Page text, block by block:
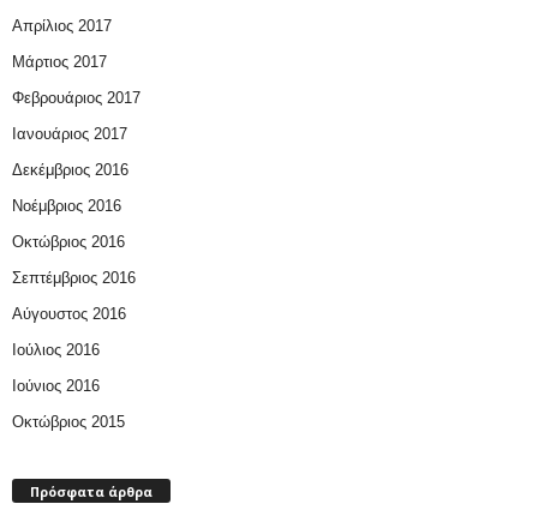
Απρίλιος 2017
Μάρτιος 2017
Φεβρουάριος 2017
Ιανουάριος 2017
Δεκέμβριος 2016
Νοέμβριος 2016
Οκτώβριος 2016
Σεπτέμβριος 2016
Αύγουστος 2016
Ιούλιος 2016
Ιούνιος 2016
Οκτώβριος 2015
Πρόσφατα άρθρα